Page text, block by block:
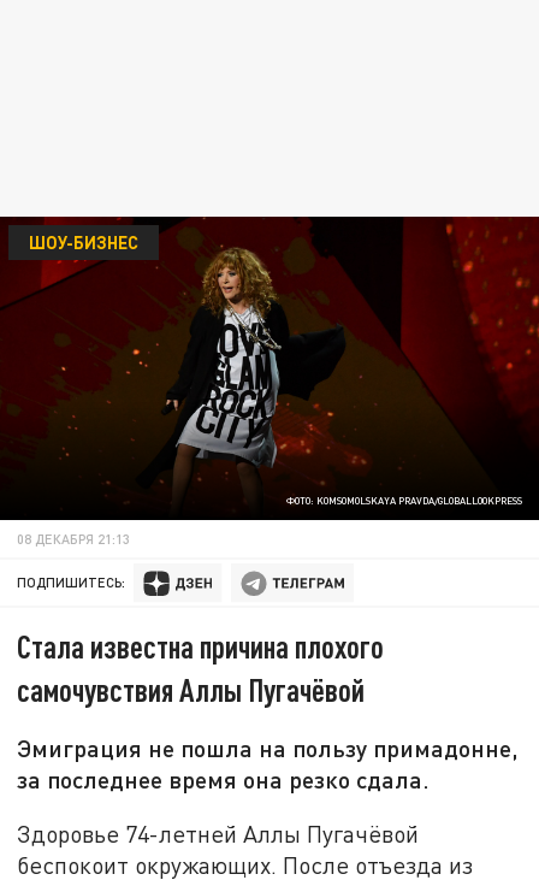
ФОТО: KOMSOMOLSKAYA PRAVDA/GLOBALLOOKPRESS
ШОУ-БИЗНЕС
08 ДЕКАБРЯ 21:13
ПОДПИШИТЕСЬ:
Стала известна причина плохого
самочувствия Аллы Пугачёвой
Эмиграция не пошла на пользу примадонне,
за последнее время она резко сдала.
Здоровье 74-летней Аллы Пугачёвой
беспокоит окружающих. После отъезда из